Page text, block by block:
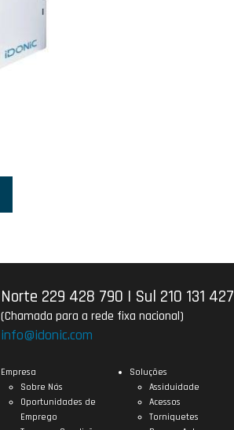
Norte 229 428 790 | Sul 210 131 427
(Chamada para a rede fixa nacional)
info@idonic.com
Empresa
Sobre Nós
Oportunidades de
Emprego
Soluções
Assiduidade
Acessos
Torniquetes